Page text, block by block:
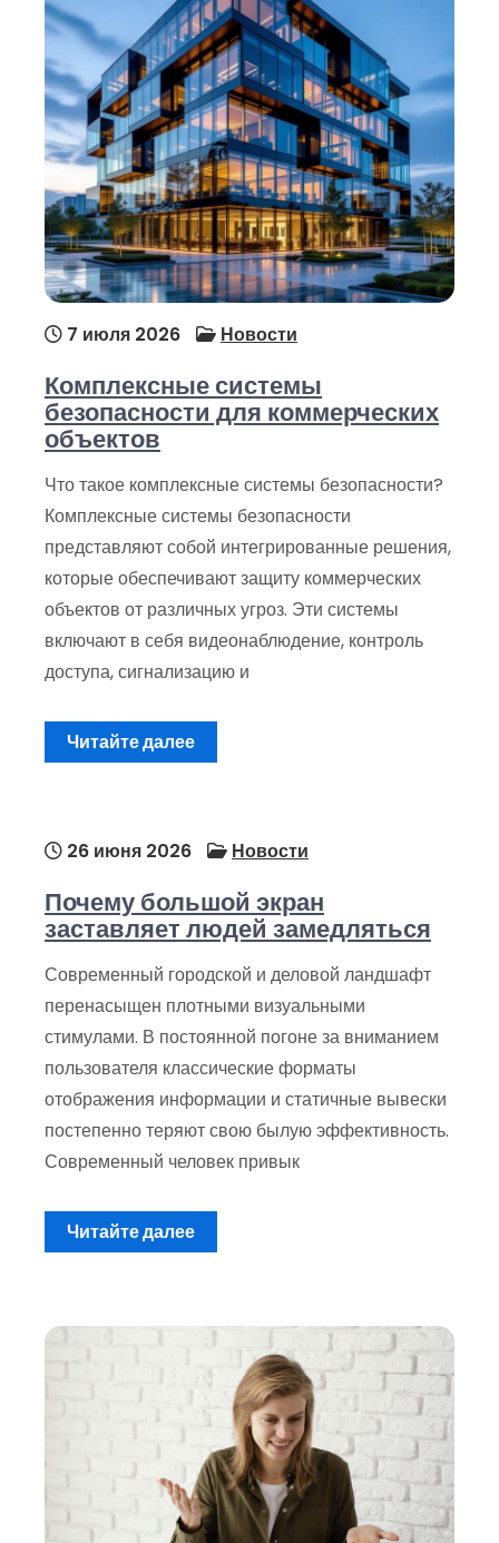
7 июля 2026 Новости
Комплексные системы
безопасности для коммерческих
объектов
Что такое комплексные системы безопасности?
Комплексные системы безопасности
представляют собой интегрированные решения,
которые обеспечивают защиту коммерческих
объектов от различных угроз. Эти системы
включают в себя видеонаблюдение, контроль
доступа, сигнализацию и
Читайте далее
26 июня 2026 Новости
Почему большой экран
заставляет людей замедляться
Современный городской и деловой ландшафт
перенасыщен плотными визуальными
стимулами. В постоянной погоне за вниманием
пользователя классические форматы
отображения информации и статичные вывески
постепенно теряют свою былую эффективность.
Современный человек привык
Читайте далее